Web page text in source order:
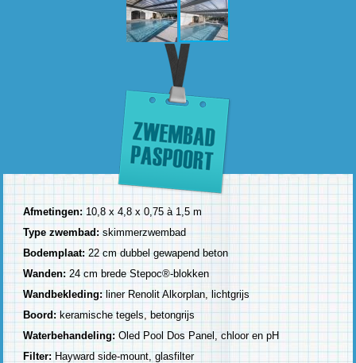
Afmetingen:10,8 x 4,8 x 0,75 à 1,5 m
Type zwembad:skimmerzwembad
Bodemplaat:22 cm dubbel gewapend beton
Wanden: 24 cm brede Stepoc®-blokken
Wandbekleding:liner Renolit Alkorplan, lichtgrijs
Boord:keramische tegels, betongrijs
Waterbehandeling: Oled Pool Dos Panel, chloor en pH
Filter: Hayward side-mount, glasfilter